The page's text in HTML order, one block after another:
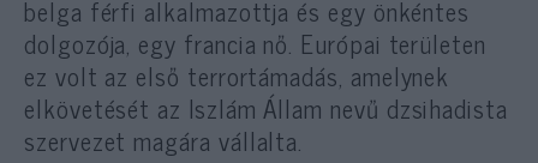
belga férfi alkalmazottja és egy önkéntes
dolgozója, egy francia nő. Európai területen
ez volt az első terrortámadás, amelynek
elkövetését az Iszlám Állam nevű dzsihadista
szervezet magára vállalta.